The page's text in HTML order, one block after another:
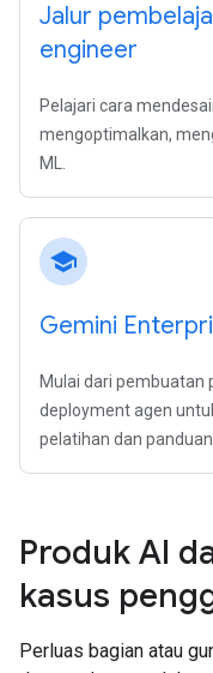
Jalur
engineer
Pelajari cara
mengoptimalkan,
ML.
school
Gemini
Mulai dari pembuatan
deployment agen
pelatihan dan
Produk AI
kasus
Perluas bagian atau